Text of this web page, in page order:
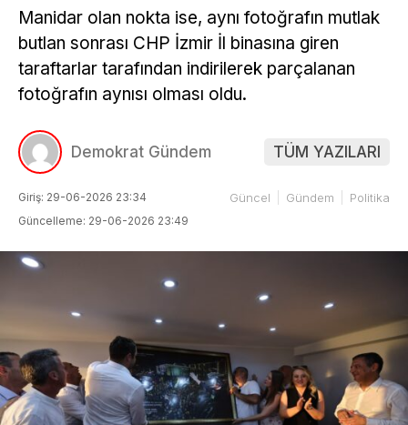
Manidar olan nokta ise, aynı fotoğrafın mutlak
butlan sonrası CHP İzmir İl binasına giren
taraftarlar tarafından indirilerek parçalanan
fotoğrafın aynısı olması oldu.
Demokrat Gündem TÜM YAZILARI
Giriş: 29-06-2026 23:34
Güncelleme: 29-06-2026 23:49
Güncel Gündem Politika